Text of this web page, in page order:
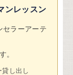
ンレッスン
セラーアーテ
。
し出し